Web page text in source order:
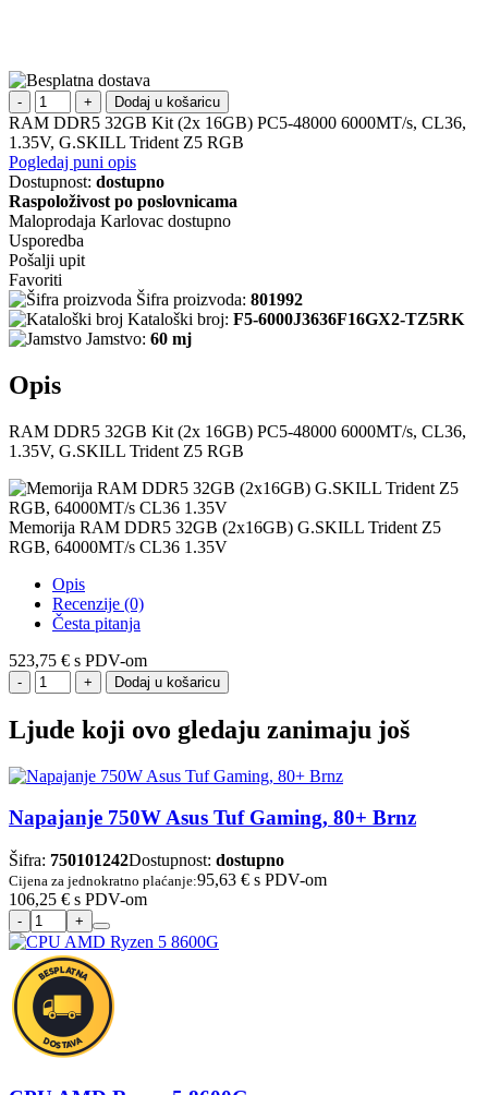
Dodaj u košaricu
RAM DDR5 32GB Kit (2x 16GB) PC5-48000 6000MT/s, CL36,
1.35V, G.SKILL Trident Z5 RGB
Pogledaj puni opis
Dostupnost: dostupno
Raspoloživost po poslovnicama
Maloprodaja Karlovac dostupno
Usporedba
Pošalji upit
Favoriti
Šifra proizvoda: 801992
Kataloški broj: F5-6000J3636F16GX2-TZ5RK
Jamstvo: 60 mj
Opis
RAM DDR5 32GB Kit (2x 16GB) PC5-48000 6000MT/s, CL36,
1.35V, G.SKILL Trident Z5 RGB
Memorija RAM DDR5 32GB (2x16GB) G.SKILL Trident Z5
RGB, 64000MT/s CL36 1.35V
Opis
Recenzije (0)
Česta pitanja
523,75 € s PDV-om
Dodaj u košaricu
Ljude koji ovo gledaju zanimaju još
Napajanje 750W Asus Tuf Gaming, 80+ Brnz
Šifra: 750101242Dostupnost: dostupno
Cijena za jednokratno plaćanje:95,63 € s PDV-om
106,25 € s PDV-om